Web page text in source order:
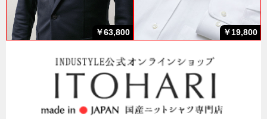
￥63,800 ￥19,800